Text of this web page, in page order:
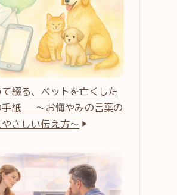
綴る、ペットを亡くした
手紙 ～お悔やみの言葉の
さしい伝え方～